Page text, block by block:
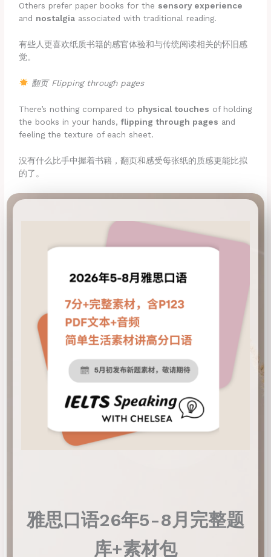
Others prefer paper books for the sensory experience
and nostalgia associated with traditional reading.
有些人更喜欢纸质书籍的感官体验和与传统阅读相关的怀旧感
觉。
翻页 Flipping through pages
There’s nothing compared to physical touches of holding
the books in your hands,flipping through pages and
feeling the texture of each sheet.
没有什么比手中握着书籍，翻页和感受每张纸的质感更能比拟
的了。
雅思口语26年5-8月完整题
库+素材包